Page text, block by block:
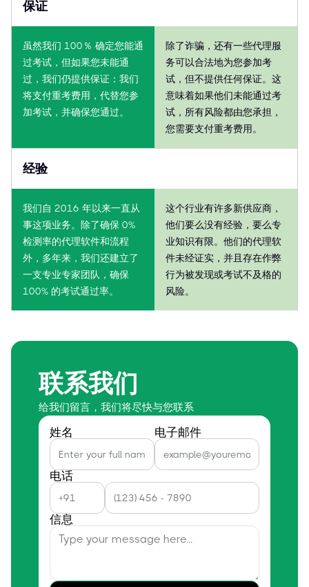
保证
虽然我们 100％ 确定您能通
过考试，但如果您未能通
过，我们仍提供保证：我们
将支付重考费用，代替您参
加考试，并确保您通过。
除了诈骗，还有一些代理服
务可以合法地为您参加考
试，但不提供任何保证。这
意味着如果他们未能通过考
试，所有风险都由您承担，
您需要支付重考费用。
经验
我们自 2016 年以来一直从
事这项业务。除了确保 0%
检测率的代理软件和流程
外，多年来，我们还建立了
一支专业专家团队，确保
100% 的考试通过率。
这个行业有许多新供应商，
他们要么没有经验，要么专
业知识有限。他们的代理软
件未经证实，并且存在作弊
行为被发现或考试不及格的
风险。
联系我们
给我们留言，我们将尽快与您联系
姓名 电子邮件
电话
信息